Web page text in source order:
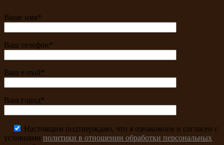
Ваше имя*
Ваш телефон*
Ваш e-mail*
Ваш город*
Настоящим подтверждаю, что я ознакомлен и согласен с
условиями политики в отношении обработки персональных